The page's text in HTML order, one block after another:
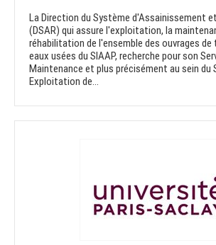
La Direction du Système d'Assainissement
(DSAR) qui assure l'exploitation, la
réhabilitation de l'ensemble des ouvrages
eaux usées du SIAAP, recherche pour son
Maintenance et plus précisément au sein du
Exploitation de...